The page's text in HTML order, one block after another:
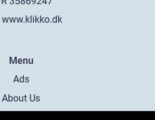
www.klikko.dk
Menu
Ads
About Us